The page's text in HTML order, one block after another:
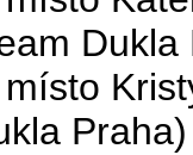
Dukla
Praha)